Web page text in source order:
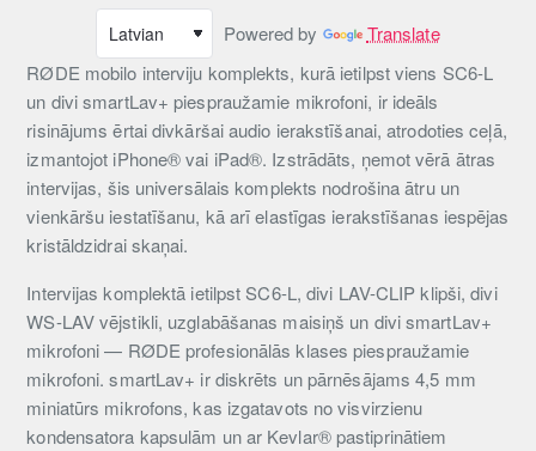
Powered by
Translate
RØDE mobilo interviju komplekts, kurā ietilpst viens SC6-L
un divi smartLav+ piespraužamie mikrofoni, ir ideāls
risinājums ērtai divkāršai audio ierakstīšanai, atrodoties ceļā,
izmantojot iPhone® vai iPad®. Izstrādāts, ņemot vērā ātras
intervijas, šis universālais komplekts nodrošina ātru un
vienkāršu iestatīšanu, kā arī elastīgas ierakstīšanas iespējas
kristāldzidrai skaņai.
Intervijas komplektā ietilpst SC6-L, divi LAV-CLIP klipši, divi
WS-LAV vējstikli, uzglabāšanas maisiņš un divi smartLav+
mikrofoni — RØDE profesionālās klases piespraužamie
mikrofoni. smartLav+ ir diskrēts un pārnēsājams 4,5 mm
miniatūrs mikrofons, kas izgatavots no visvirzienu
kondensatora kapsulām un ar Kevlar® pastiprinātiem